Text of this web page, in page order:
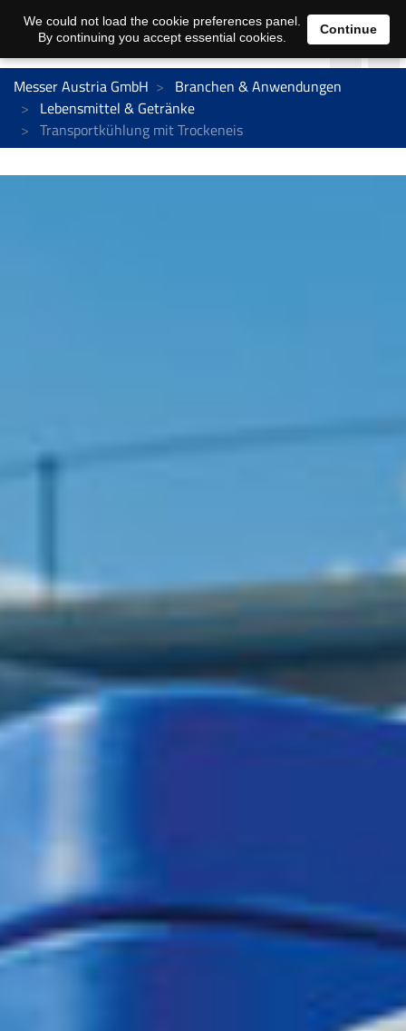
Messer Austria GmbH
Branchen & Anwendungen
Lebensmittel & Getränke
Transportkühlung mit Trockeneis
We could not load the cookie preferences panel.
By continuing you accept essential cookies.
Continue